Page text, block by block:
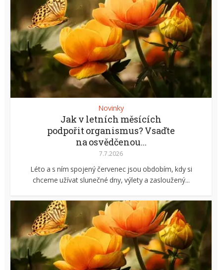
Novinky
Jak v letních měsících
podpořit organismus? Vsaďte
na osvědčenou...
7.7.2026
Léto a s ním spojený červenec jsou obdobím, kdy si
chceme užívat slunečné dny, výlety a zasloužený...